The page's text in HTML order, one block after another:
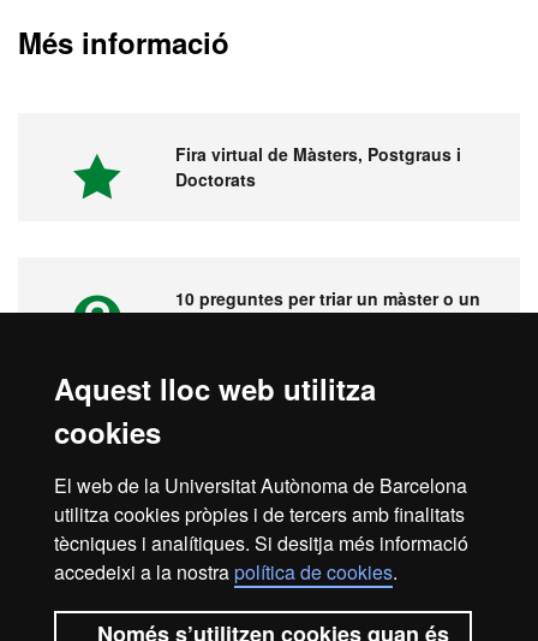
Aquest lloc web utilitza
cookies
El web de la Universitat Autònoma de Barcelona
utilitza cookies pròpies i de tercers amb finalitats
tècniques i analítiques. Si desitja més informació
accedeixi a la nostrapolítica de cookies.
Només s’utilitzen cookies quan és
Més informació
Fira virtual de Màsters, Postgraus i
Doctorats
10 preguntes per triar un màster o un
Inici Avís legal Protecció de dades